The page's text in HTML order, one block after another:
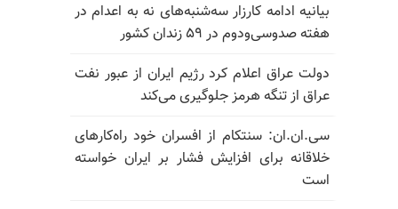
بیانیه ادامه کارزار سه‌شنبه‌های نه به اعدام در
هفته صدوسی‌و‌دوم در ۵۹ زندان کشور
دولت عراق اعلام کرد رژیم ایران از عبور نفت
عراق از تنگه هرمز جلوگیری می‌کند
سی.ان.ان: سنتکام از افسران خود راه‌کارهای
خلاقانه برای افزایش فشار بر ایران خواسته
است